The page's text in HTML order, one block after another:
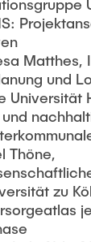
Matthes,
und
Universität
Thöne,
zu